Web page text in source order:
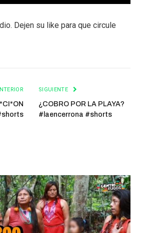
Dejen su like para que circule
SIGUIENTE
¿COBRO POR LA PLAYA?
#laencerrona #shorts